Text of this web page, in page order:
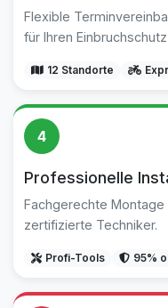
Flexible
für Ihren
12 Standorte
4
Professionelle
Fachgerechte
zertifizierte Techniker.
Profi-Tools 95%